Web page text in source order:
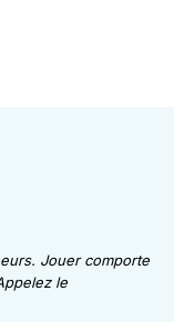
Jouer comporte
le